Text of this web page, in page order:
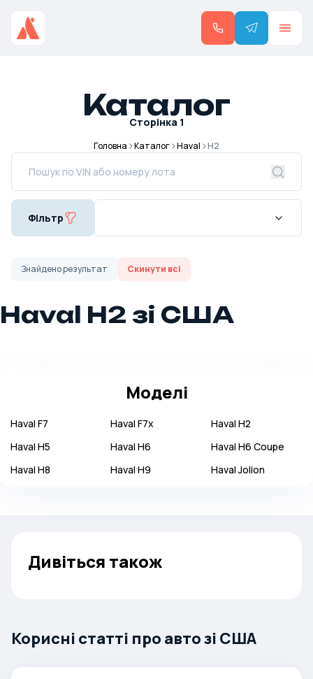
Каталог
Сторінка 1
Головна Каталог Haval H2
Фільтр
Знайденорезультат Скинути всі
Haval H2 зі США
Моделі
Haval F7 Haval F7x Haval H2
Haval H5 Haval H6 Haval H6 Coupe
Haval H8 Haval H9 HavalJolion
Дивіться також
Корисні статті про авто зі США